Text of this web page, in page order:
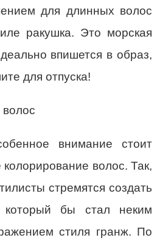
для длинных волос
ракушка. Это морская
впишется в образ,
для отпуска!
внимание стоит
волос. Так,
стремятся создать
который бы стал неким
стиля гранж. По